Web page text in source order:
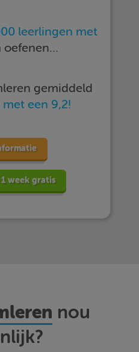
leerlingen met
oefenen…
gemiddeld
met een 9,2!
week gratis
nou